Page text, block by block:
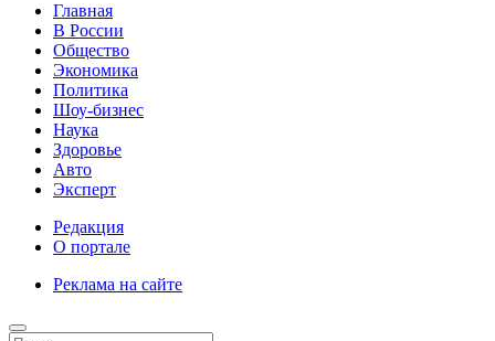
Главная
В России
Общество
Экономика
Политика
Шоу-бизнес
Наука
Здоровье
Авто
Эксперт
Редакция
О портале
Реклама на сайте